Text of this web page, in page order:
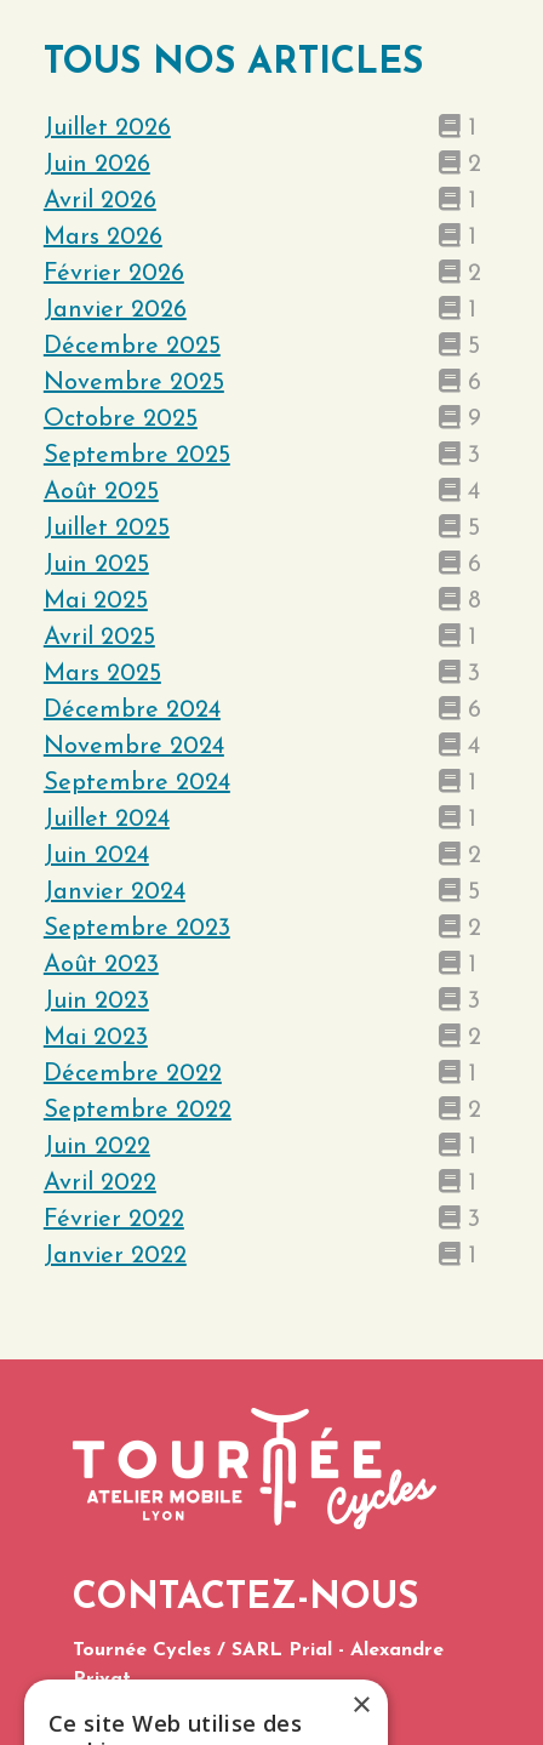
TOUS NOS ARTICLES
Juillet 2026
1
Juin 2026
2
Avril 2026
1
Mars 2026
1
Février 2026
2
Janvier 2026
1
Décembre 2025
5
Novembre 2025
6
Octobre 2025
9
Septembre 2025
3
Août 2025
4
Juillet 2025
5
Juin 2025
6
Mai 2025
8
Avril 2025
1
Mars 2025
3
Décembre 2024
6
Novembre 2024
4
Septembre 2024
1
Juillet 2024
1
Juin 2024
2
Janvier 2024
5
Septembre 2023
2
Août 2023
1
Juin 2023
3
Mai 2023
2
Décembre 2022
1
Septembre 2022
2
Juin 2022
1
Avril 2022
1
Février 2022
3
Janvier 2022
1
CONTACTEZ-NOUS
Tournée Cycles / SARL Prial - Alexandre
Privat
E-mail : contact@tourneecycles.fr
×
Ce site Web utilise des